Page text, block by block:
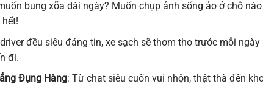
bung xõa dài ngày? Muốn chụp ảnh sống ảo ở chỗ
đều siêu đáng tin, xe sạch sẽ thơm tho trước mỗi
đi.
Đụng Hàng: Từ chat siêu cuốn vui nhộn, thật thà đến